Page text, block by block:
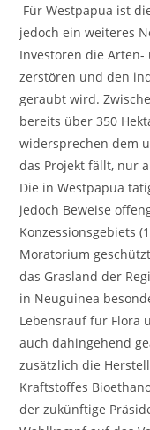
Für Westpapua ist
jedoch ein weiteres
Investoren die Arten-
zerstören und den
geraubt wird.
bereits über 350
widersprechen dem
das Projekt fällt, nur
Die in Westpapua
jedoch Beweise
Konzessionsgebiets
Moratorium
das Grasland der
in Neuguinea
Lebensrauf für Flora
auch dahingehend
zusätzlich die
Kraftstoffes
der zukünftige